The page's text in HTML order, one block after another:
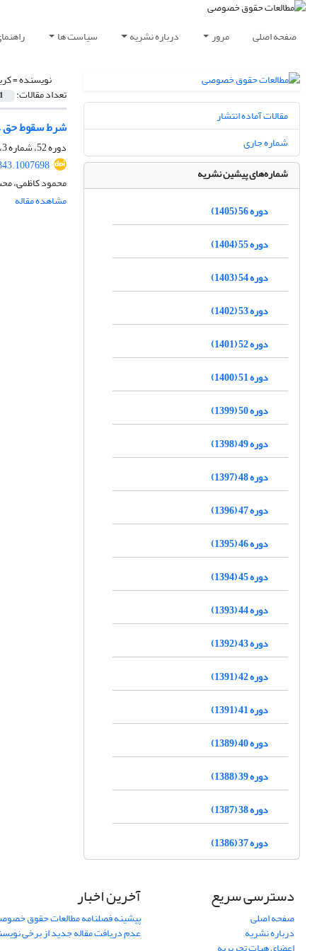
صفحه اصلی مرور درباره نشریه سیاست ها
نویسنده =
تعداد مقالات: 1
شرط سقوط حق
دوره 52، شماره 3، پاییز 1401، صفحه
محمود کاظمی،
مشاهده مقاله
مقالات آماده انتشار
شماره جاری
شماره‌های پیشین نشریه
دوره 56 (1405)
دوره 55 (1404)
دوره 54 (1403)
دوره 53 (1402)
دوره 52 (1401)
دوره 51 (1400)
دوره 50 (1399)
دوره 49 (1398)
دوره 48 (1397)
دوره 47 (1396)
دوره 46 (1395)
دوره 45 (1394)
دوره 44 (1393)
دوره 43 (1392)
دوره 42 (1391)
دوره 41 (1391)
دوره 40 (1389)
دوره 39 (1388)
دوره 38 (1387)
دوره 37 (1386)
دسترسی سریع
صفحه اصلی
درباره نشریه
آخرین اخبار
پیشینه فصلنامه مطالعات حقوق
عدم دریافت مقاله جدید از برخی